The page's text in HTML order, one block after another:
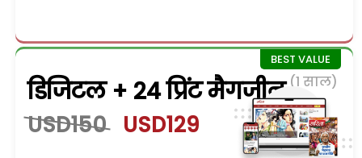
डिजिटल + 24 प्रिंट मैगजीन (1 साल)
USD150 USD129